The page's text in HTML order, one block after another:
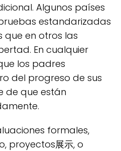
Algunos países
estandarizadas
que en otros las
En cualquier
los padres
del progreso de sus
de que están
formales,
proyectos展示, o